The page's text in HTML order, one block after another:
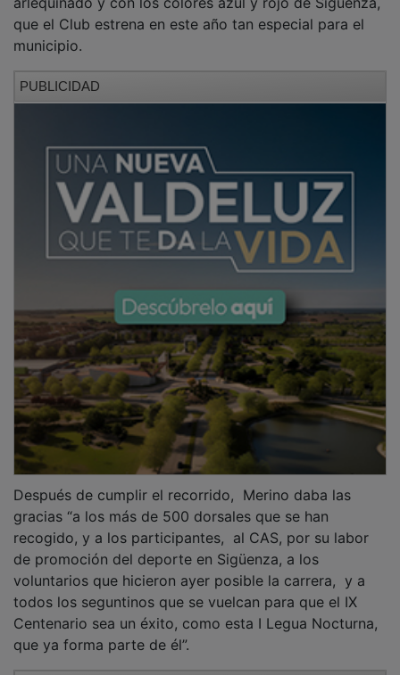
que el Club estrena en este año tan especial para el
municipio.
gracias “a los más de 500 dorsales que se han
recogido, y a los participantes, al CAS, por su labor
de promoción del deporte en Sigüenza, a los
voluntarios que hicieron ayer posible la carrera, y a
todos los seguntinos que se vuelcan para que el IX
Centenario sea un éxito, como esta I Legua Nocturna,
que ya forma parte de él”.